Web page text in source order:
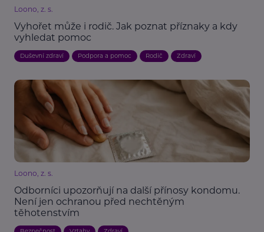
Loono, z. s.
Vyhořet může i rodič. Jak poznat příznaky a kdy
vyhledat pomoc
Duševní zdraví Podpora a pomoc Rodič Zdraví
Loono, z. s.
Odborníci upozorňují na další přínosy kondomu.
Není jen ochranou před nechtěným
těhotenstvím